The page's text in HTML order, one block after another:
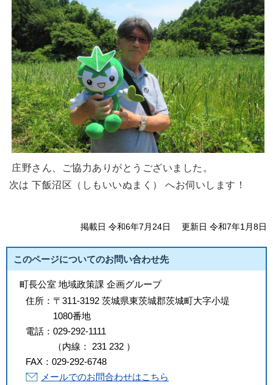
庄野さん、ご協力ありがとうございました。
次は 下飯沼区（しもいいぬまく） へお伺いします！
掲載日 令和6年7月24日 更新日 令和7年1月8日
このページについてのお問い合わせ先
町長公室 地域政策課 企画グループ
住所： 〒311-3192 茨城県東茨城郡茨城町大字小堤
1080番地
電話： 029-292-1111
（内線 ： 231 232 ）
FAX： 029-292-6748
メールでのお問合わせはこちら